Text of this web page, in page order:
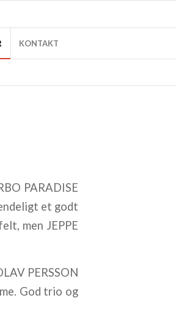
KONTAKT
PARADISE
et godt
men JEPPE
PERSSON
God trio og